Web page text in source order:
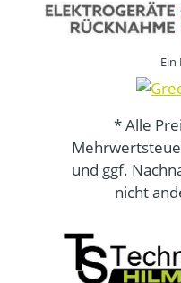
Ein
* Alle
und ggf.
nicht